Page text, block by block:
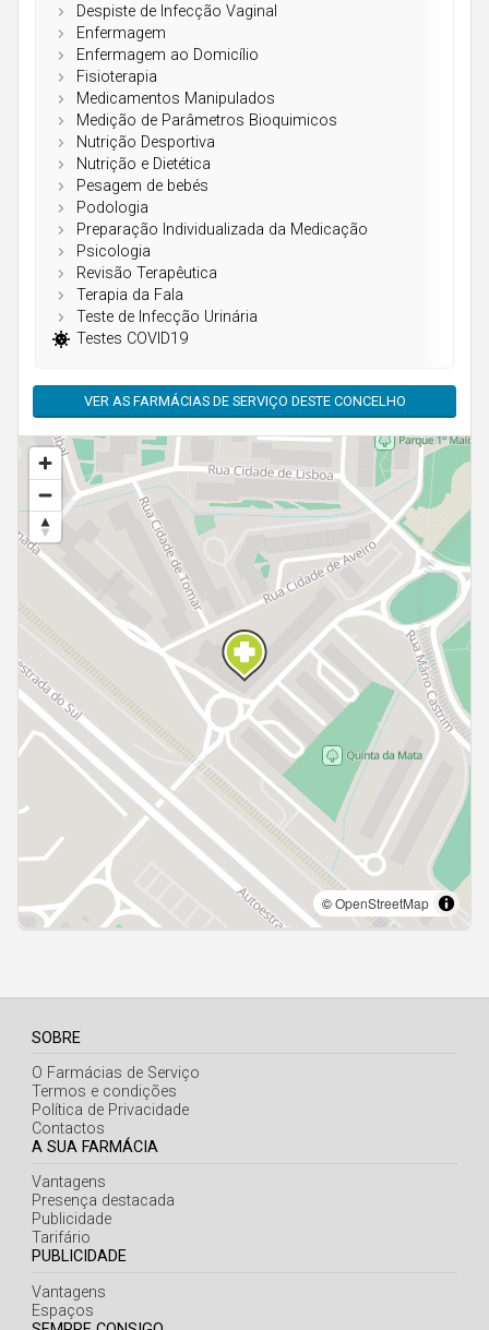
Despiste de Infecção Vaginal
Enfermagem
Enfermagem ao Domicílio
Fisioterapia
Medicamentos Manipulados
Medição de Parâmetros Bioquimicos
Nutrição Desportiva
Nutrição e Dietética
Pesagem de bebés
Podologia
Preparação Individualizada da Medicação
Psicologia
Revisão Terapêutica
Terapia da Fala
Teste de Infecção Urinária
Testes COVID19
VER AS FARMÁCIAS DE SERVIÇO DESTE CONCELHO
SOBRE
O Farmácias de Serviço
Termos e condições
Política de Privacidade
Contactos
A SUA FARMÁCIA
Vantagens
Presença destacada
Publicidade
Tarifário
PUBLICIDADE
Vantagens
Espaços